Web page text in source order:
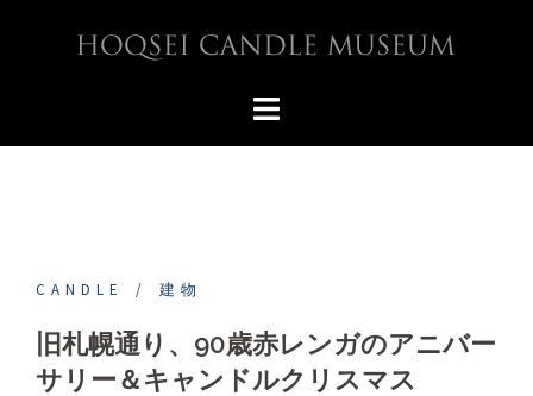
へ
CANDLE 建物
旧札幌通り、90歳赤レンガのアニバー
サリー＆キャンドルクリスマス